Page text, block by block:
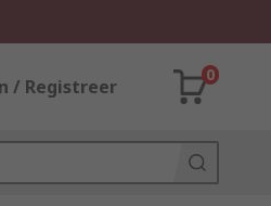
/ Registreer
0